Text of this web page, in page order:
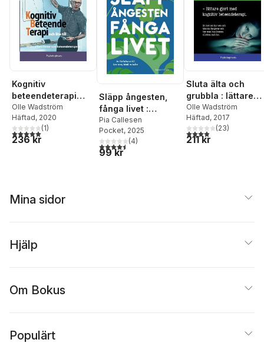
Kognitiv
beteendeterapi
och lite till : 49 års
erfarenheter som
beteendeterapeut
Olle Wadström
Häftad, 2020
5,0utav 5 stjärnor. Totalt antal röster:
(1)
236 kr
Släpp ångesten,
fånga livet :
övervinn oro och
ängslan med
metakognitiv terapi
Pia Callesen
Pocket, 2025
4,5utav 5 stjärnor. Totalt antal röster:
(4)
99 kr
Sluta älta och
grubbla : lättare
gjort med kognitiv
beteendeterapi
Olle Wadström
Häftad, 2017
3,9utav 5 stjärnor.
(23)
211 kr
Mina sidor
Hjälp
Om Bokus
Populärt